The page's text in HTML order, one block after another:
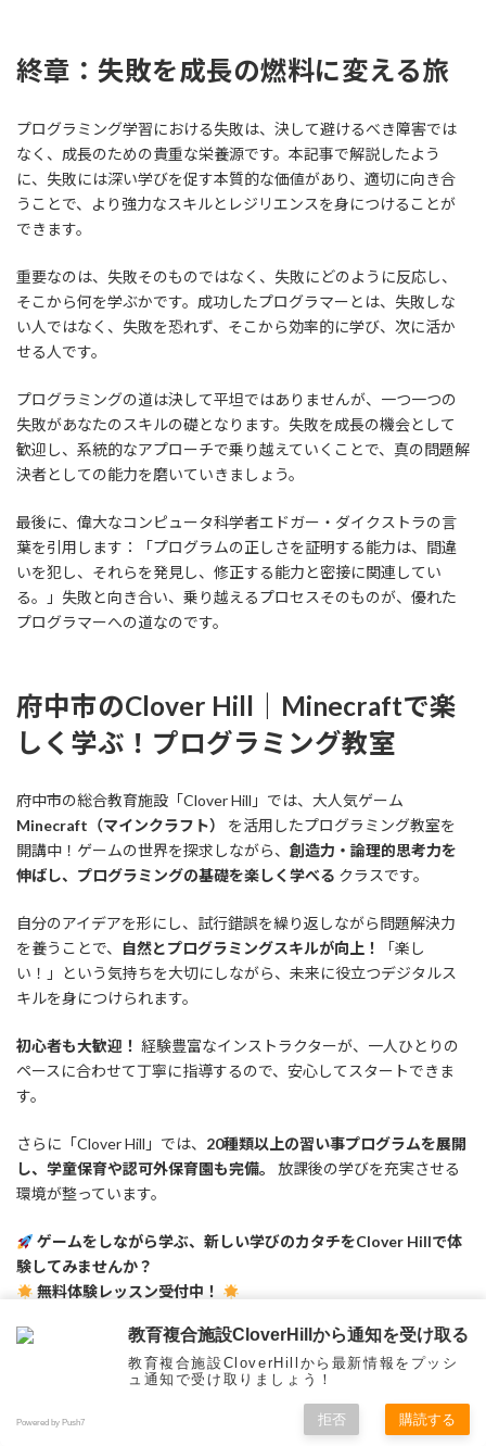
終章：失敗を成長の燃料に変える旅
プログラミング学習における失敗は、決して避けるべき障害では
なく、成長のための貴重な栄養源です。本記事で解説したよう
に、失敗には深い学びを促す本質的な価値があり、適切に向き合
うことで、より強力なスキルとレジリエンスを身につけることが
できます。
重要なのは、失敗そのものではなく、失敗にどのように反応し、
そこから何を学ぶかです。成功したプログラマーとは、失敗しな
い人ではなく、失敗を恐れず、そこから効率的に学び、次に活か
せる人です。
プログラミングの道は決して平坦ではありませんが、一つ一つの
失敗があなたのスキルの礎となります。失敗を成長の機会として
歓迎し、系統的なアプローチで乗り越えていくことで、真の問題解
決者としての能力を磨いていきましょう。
最後に、偉大なコンピュータ科学者エドガー・ダイクストラの言
葉を引用します：「プログラムの正しさを証明する能力は、間違
いを犯し、それらを発見し、修正する能力と密接に関連してい
る。」失敗と向き合い、乗り越えるプロセスそのものが、優れた
プログラマーへの道なのです。
府中市のClover Hill｜Minecraftで楽
しく学ぶ！プログラミング教室
府中市の総合教育施設「Clover Hill」では、大人気ゲーム
Minecraft（マインクラフト）
を活用したプログラミング教室を
開講中！ゲームの世界を探求しながら、 創造力・論理的思考力を
伸ばし、プログラミングの基礎を楽しく学べる クラスです。
自分のアイデアを形にし、試行錯誤を繰り返しながら問題解決力
を養うことで、
自然とプログラミングスキルが向上！
「楽し
い！」という気持ちを大切にしながら、未来に役立つデジタルス
キルを身につけられます。
初心者も大歓迎！ 経験豊富なインストラクターが、一人ひとりの
ペースに合わせて丁寧に指導するので、安心してスタートできま
す。
さらに「Clover Hill」では、 20種類以上の習い事プログラムを展開
し、学童保育や認可外保育園も完備。
放課後の学びを充実させる
環境が整っています。
ゲームをしながら学ぶ、新しい学びのカタチをClover Hillで体
験してみませんか？
無料体験レッスン受付中！
教育複合施設CloverHillから通知を受け取る
教育複合施設CloverHillから最新情報をプッシ
ュ通知で受け取りましょう！
Powered by Push7 拒否 購読する